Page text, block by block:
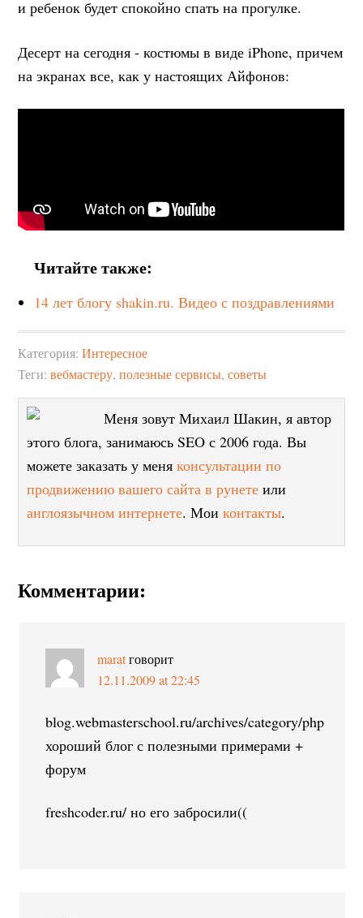
и ребенок будет спокойно спать на прогулке.
Десерт на сегодня - костюмы в виде iPhone, причем
на экранах все, как у настоящих Айфонов:
Читайте также:
14 лет блогу shakin.ru. Видео с поздравлениями
Категория:Интересное
Теги:вебмастеру,полезные сервисы,советы
Меня зовут Михаил Шакин, я автор
этого блога, занимаюсь SEO с 2006 года. Вы
можете заказать у меняконсультации по
продвижению вашего сайта в рунете или
англоязычном интернете. Моиконтакты.
Комментарии:
maratговорит
12.11.2009 at 22:45
blog.webmasterschool.ru/archives/category/php
хороший блог с полезными примерами +
форум
freshcoder.ru/ но его забросили((